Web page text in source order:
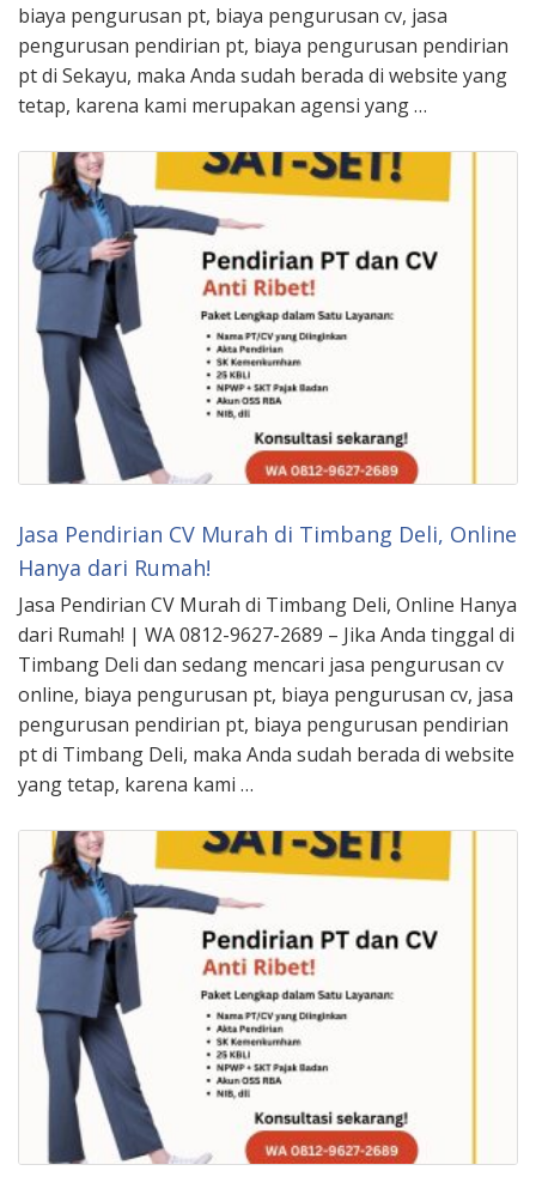
biaya pengurusan pt, biaya pengurusan cv, jasa
pengurusan pendirian pt, biaya pengurusan pendirian
pt di Sekayu, maka Anda sudah berada di website yang
tetap, karena kami merupakan agensi yang …
Jasa Pendirian CV Murah di Timbang Deli, Online
Hanya dari Rumah!
Jasa Pendirian CV Murah di Timbang Deli, Online Hanya
dari Rumah! | WA 0812-9627-2689 – Jika Anda tinggal di
Timbang Deli dan sedang mencari jasa pengurusan cv
online, biaya pengurusan pt, biaya pengurusan cv, jasa
pengurusan pendirian pt, biaya pengurusan pendirian
pt di Timbang Deli, maka Anda sudah berada di website
yang tetap, karena kami …